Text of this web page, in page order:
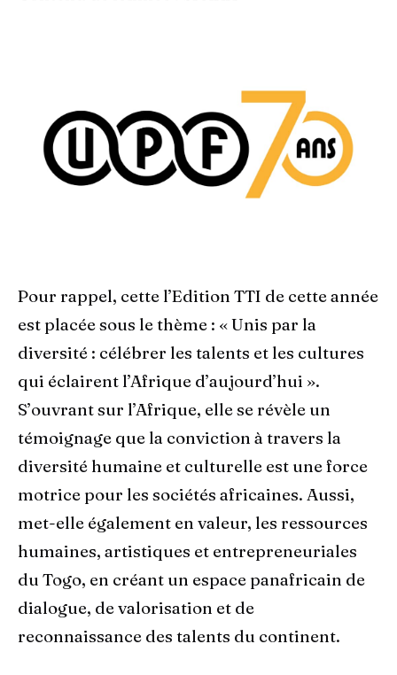
Pour rappel, cette l’Edition TTI de cette année
est placée sous le thème : « Unis par la
diversité : célébrer les talents et les cultures
qui éclairent l’Afrique d’aujourd’hui ».
S’ouvrant sur l’Afrique, elle se révèle un
témoignage que la conviction à travers la
diversité humaine et culturelle est une force
motrice pour les sociétés africaines. Aussi,
met-elle également en valeur, les ressources
humaines, artistiques et entrepreneuriales
du Togo, en créant un espace panafricain de
dialogue, de valorisation et de
reconnaissance des talents du continent.